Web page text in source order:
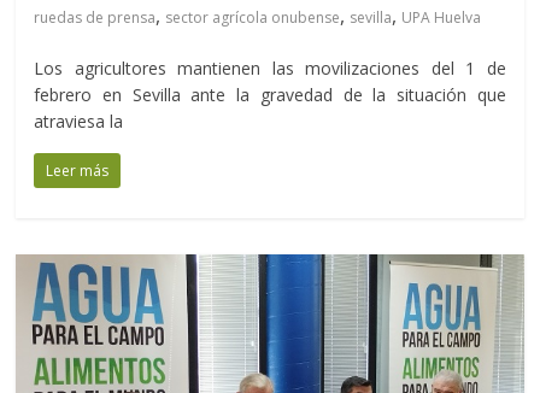
ruedas de prensa, sector agrícola onubense, sevilla, UPA Huelva
Los agricultores mantienen las movilizaciones del 1 de
febrero en Sevilla ante la gravedad de la situación que
atraviesa la
Leer más